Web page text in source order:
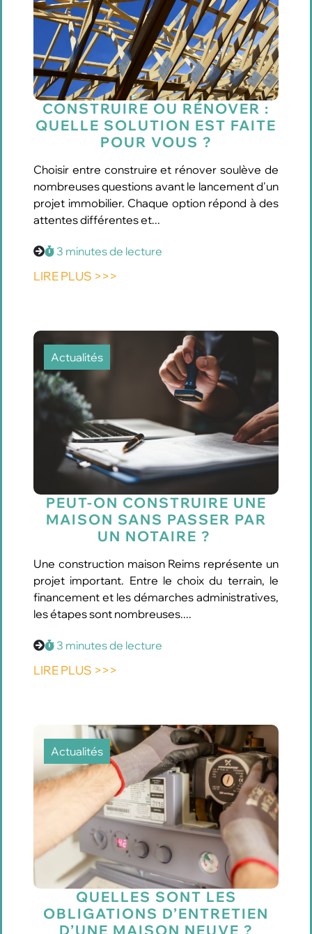
CONSTRUIRE OU RÉNOVER :
QUELLE SOLUTION EST FAITE
POUR VOUS ?
Choisir entre construire et rénover soulève de
nombreuses questions avant le lancement d'un
projet immobilier. Chaque option répond à des
attentes différentes et...
3 minutes de lecture
LIRE PLUS >>>
Actualités
PEUT-ON CONSTRUIRE UNE
MAISON SANS PASSER PAR
UN NOTAIRE ?
Une construction maison Reims représente un
projet important. Entre le choix du terrain, le
financement et les démarches administratives,
les étapes sont nombreuses....
3 minutes de lecture
LIRE PLUS >>>
Actualités
QUELLES SONT LES
OBLIGATIONS D’ENTRETIEN
D’UNE MAISON NEUVE ?